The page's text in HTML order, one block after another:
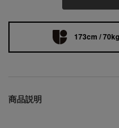
173cm / 70kg
商品説明